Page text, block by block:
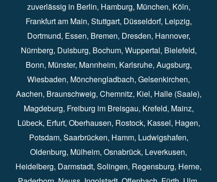
zuverlässig in Berlin⁠, Hamburg⁠, München, Köln⁠,
Frankfurt am Main⁠, Stuttgart⁠, Düsseldorf⁠, Leipzig⁠,
Dortmund⁠, Essen⁠, Bremen⁠, Dresden⁠, Hannover⁠,
Nürnberg⁠, Duisburg⁠⁠, Bochum⁠, Wuppertal⁠⁠, Bielefeld⁠⁠,
Bonn⁠⁠, Münster⁠⁠, Mannheim⁠, Karlsruhe⁠, Augsburg⁠,
Wiesbaden⁠⁠, Mönchengladbach⁠, Gelsenkirchen⁠⁠,
Aachen⁠⁠, Braunschweig⁠, Chemnitz⁠⁠, Kiel⁠, Halle (Saale)⁠⁠,
Magdeburg⁠, Freiburg im Breisgau⁠⁠, Krefeld⁠⁠, Mainz⁠⁠,
Lübeck⁠, Erfurt⁠, Oberhausen⁠⁠, Rostock⁠⁠, Kassel⁠⁠, Hagen⁠,
Potsdam⁠, Saarbrücken⁠⁠, Hamm⁠, Ludwigshafen⁠,
Oldenburg⁠, Mülheim⁠, Osnabrück⁠⁠, Leverkusen⁠,
Heidelberg⁠, Darmstadt⁠⁠, Solingen⁠, Regensburg⁠, Herne⁠⁠,